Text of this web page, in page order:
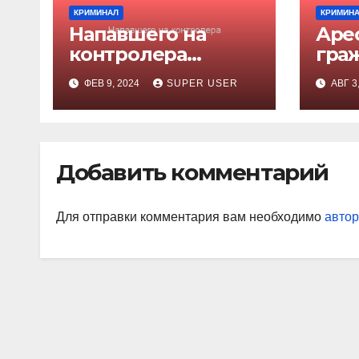
КРИМИНАЛ
Напавшего на
контролера
оштрафовали
ФЕВ 9, 2024 SUPER USER АВГ
Добавить комментарий
Для отправки комментария вам необходимо